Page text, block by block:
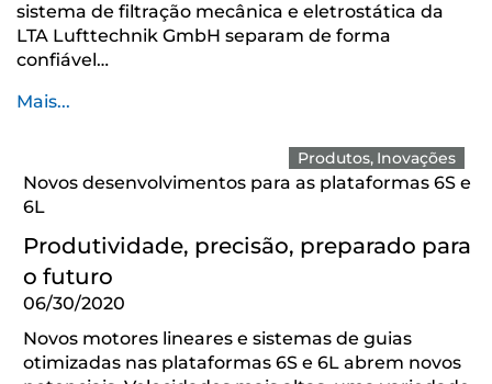
sistema de filtração mecânica e eletrostática da
LTA Lufttechnik GmbH separam de forma
confiável…
Mais...
Produtos Inovações
Novos desenvolvimentos para as plataformas 6S e
6L
Produtividade, precisão, preparado para
o futuro
06/30/2020
Novos motores lineares e sistemas de guias
otimizadas nas plataformas 6S e 6L abrem novos